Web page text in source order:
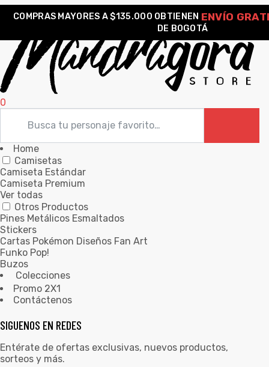
COMPRAS MAYORES A $135.000 OBTIENEN ENVÍO
DE BOGOTÁ
0
Home
Camisetas
Camiseta Estándar
Camiseta Premium
Ver todas
Otros Productos
Pines Metálicos Esmaltados
Stickers
Cartas Pokémon Diseños Fan Art
Funko Pop!
Buzos
Colecciones
Promo 2X1
Contáctenos
SIGUENOS EN REDES
Entérate de ofertas exclusivas, nuevos productos,
sorteos y más.